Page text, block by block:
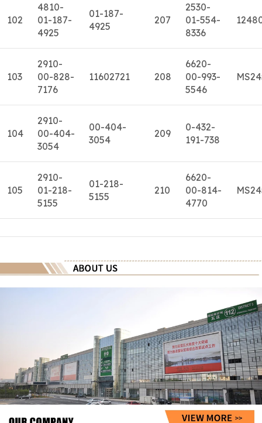
102
4810-
01-187-
4925
01-187-
4925
207
2530-
01-554-
8336
103
2910-
00-828-
7176
11602721 208
6620-
00-993-
5546
104
2910-
00-404-
3054
00-404-
3054
209
0-432-
191-738
105
2910-
01-218-
5155
01-218-
5155
210
6620-
00-814-
4770